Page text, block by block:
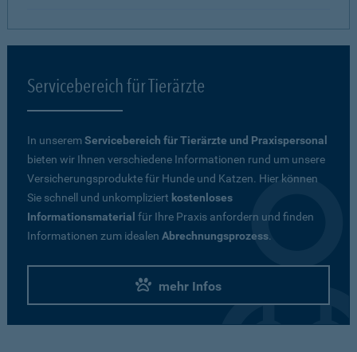
Servicebereich für Tierärzte
In unseremServicebereich für Tierärzte und Praxispersonal
bieten wir Ihnen verschiedene Informationen rund um unsere
Versicherungsprodukte für Hunde und Katzen. Hier können
Sie schnell und unkompliziert kostenloses
Informationsmaterial für Ihre Praxis anfordern und finden
Informationen zum idealen Abrechnungsprozess.
mehr Infos